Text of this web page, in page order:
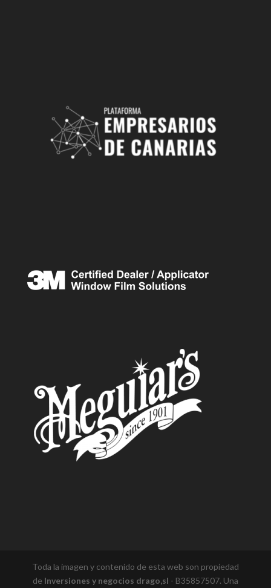
Toda la imagen y contenido de esta web son propiedad
de Inversiones y negocios drago,sl - B35857507. Una